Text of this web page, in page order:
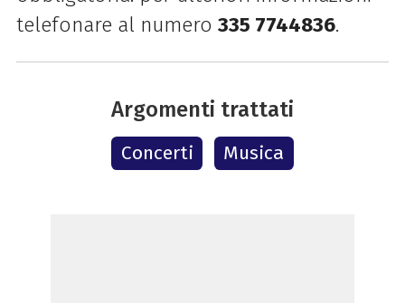
telefonare al numero 335 7744836.
Argomenti trattati
Concerti Musica